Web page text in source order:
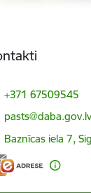
+371 67509545
E-pasts:
pasts@daba.gov.lv
Baznīcas iela 7,